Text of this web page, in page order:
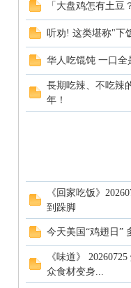
「大盘鸡怎有土
听劝! 这类堪称"下
华人吃馄饨 一口
長期吃辣、不吃辣
年！
《回家吃饭》
到跺脚
今天美国“鸡翅日”
《味道》
众食材变身...